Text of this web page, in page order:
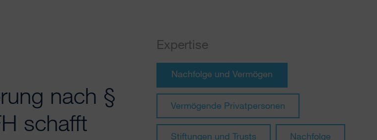
nach §
schafft
Expertise
Nachfolge und Vermögen
Vermögende Privatpersonen
Stiftungen und Trusts Nachfolge